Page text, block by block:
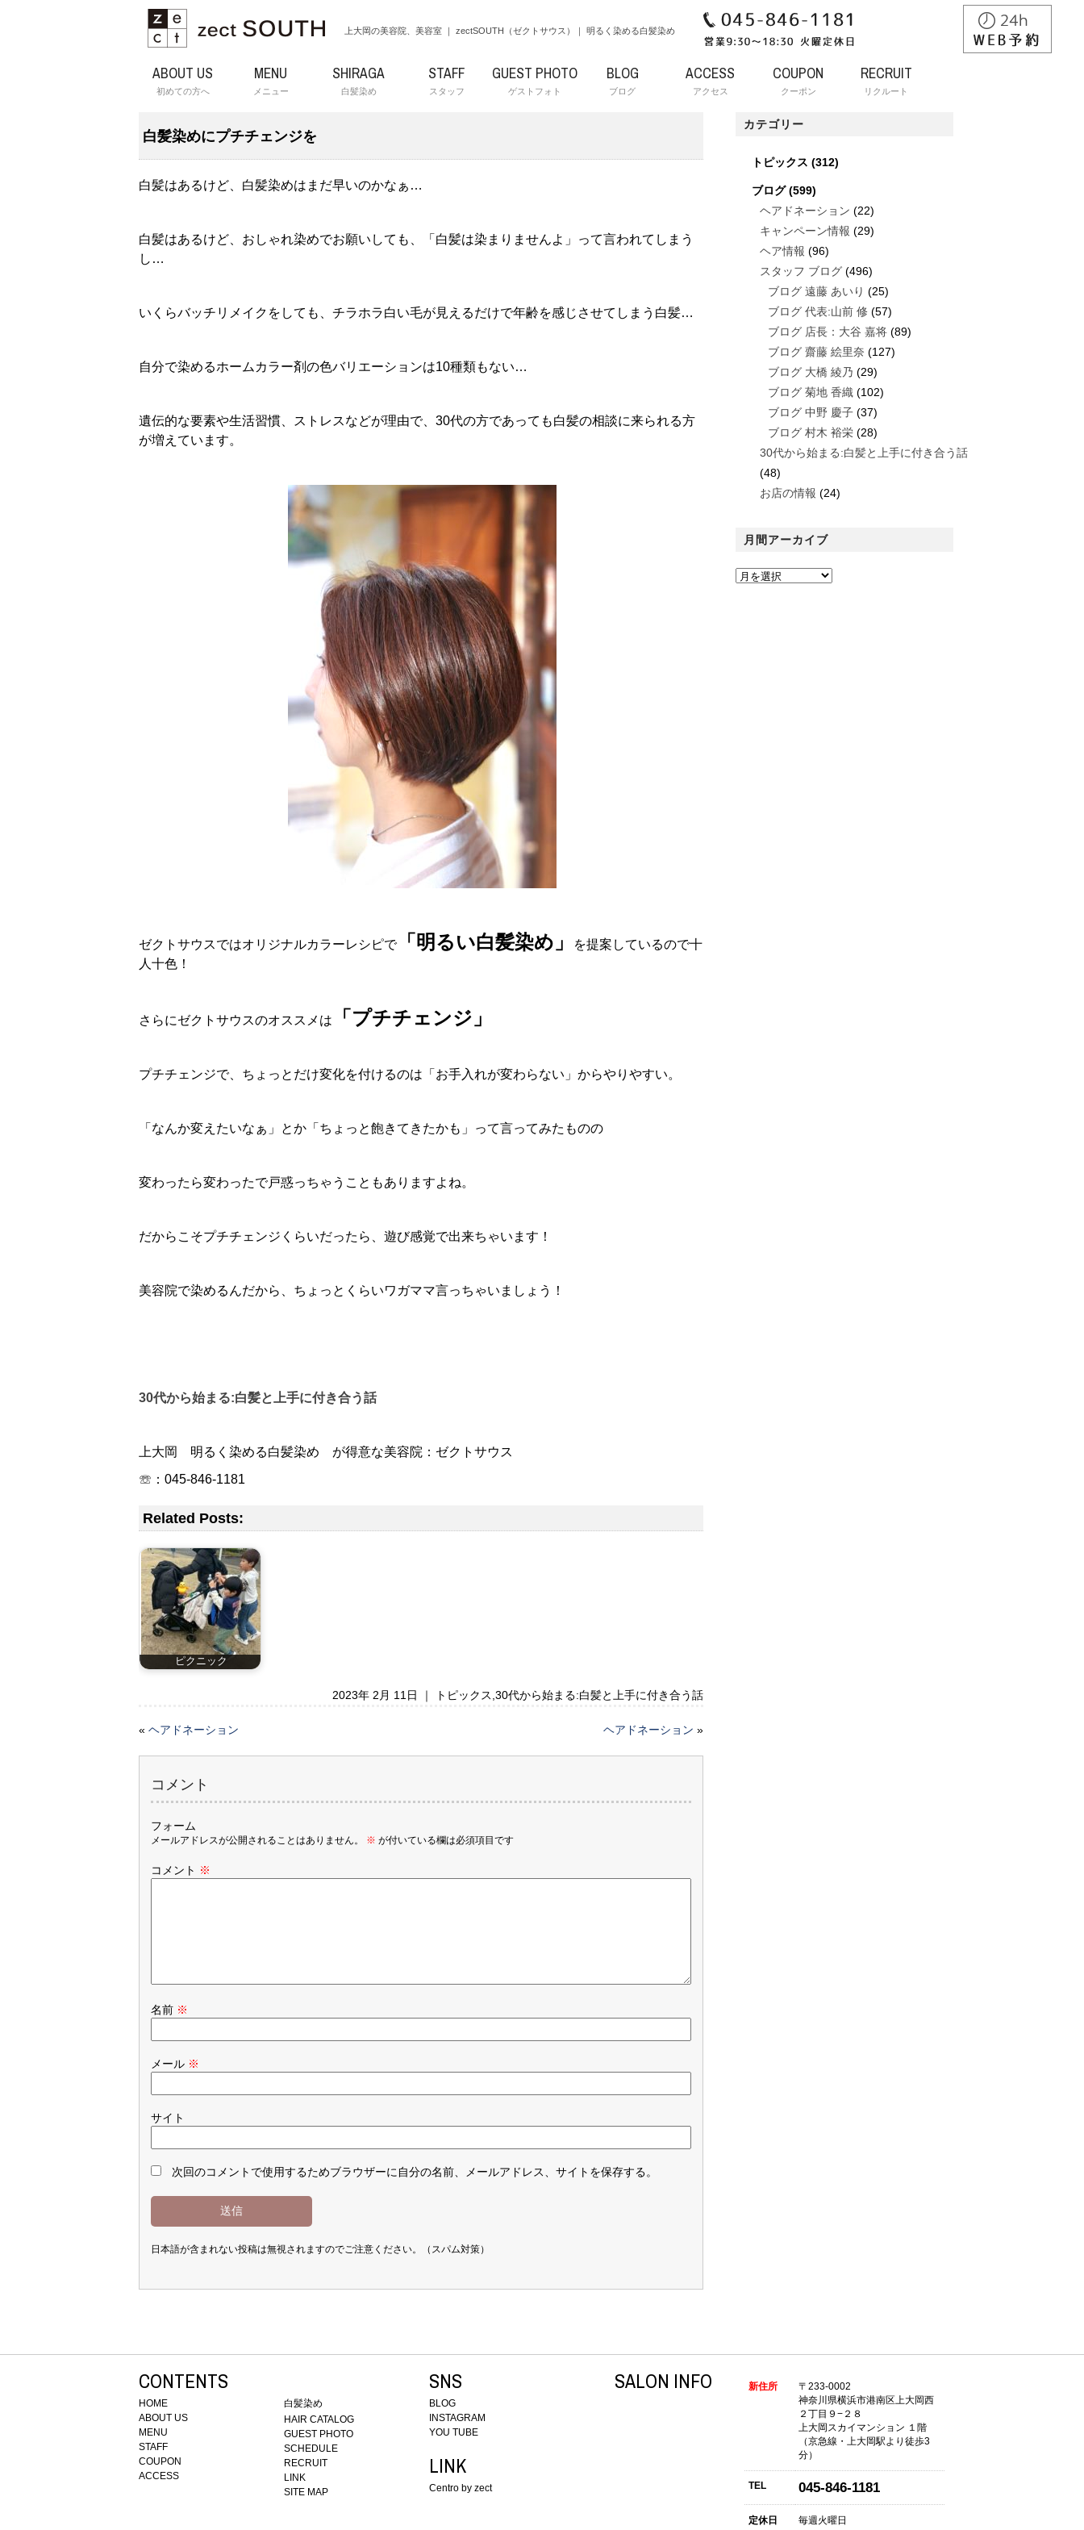
上大岡の美容院、美容室 ｜ zectSOUTH（ゼクトサウス）｜ 明るく染める白髪染め
ABOUT US
初めての方へ
MENU
メニュー
SHIRAGA
白髪染め
STAFF
スタッフ
GUEST PHOTO
ゲストフォト
BLOG
ブログ
ACCESS
アクセス
COUPON
クーポン
RECRUIT
リクルート
白髪染めにプチチェンジを
白髪はあるけど、白髪染めはまだ早いのかなぁ…
白髪はあるけど、おしゃれ染めでお願いしても、「白髪は染まりませんよ」って言われてしまう
し…
いくらバッチリメイクをしても、チラホラ白い毛が見えるだけで年齢を感じさせてしまう白髪…
自分で染めるホームカラー剤の色バリエーションは10種類もない…
遺伝的な要素や生活習慣、ストレスなどが理由で、30代の方であっても白髪の相談に来られる方
が増えています。
ゼクトサウスではオリジナルカラーレシピで「明るい白髪染め」
を提案しているので十
人十色！
さらにゼクトサウスのオススメは 「プチチェンジ」
プチチェンジで、ちょっとだけ変化を付けるのは「お手入れが変わらない」からやりやすい。
「なんか変えたいなぁ」とか「ちょっと飽きてきたかも」って言ってみたものの
変わったら変わったで戸惑っちゃうこともありますよね。
だからこそプチチェンジくらいだったら、遊び感覚で出来ちゃいます！
美容院で染めるんだから、ちょっとくらいワガママ言っちゃいましょう！
30代から始まる:白髪と上手に付き合う話
上大岡 明るく染める白髪染め が得意な美容院：ゼクトサウス
☏：045-846-1181
Related Posts:
ピクニック
2023年 2月 11日 ｜ トピックス 30代から始まる:白髪と上手に付き合う話
« ヘアドネーション ヘアドネーション »
コメント
フォーム
メールアドレスが公開されることはありません。 ※ が付いている欄は必須項目です
コメント ※
名前 ※
メール ※
サイト
次回のコメントで使用するためブラウザーに自分の名前、メールアドレス、サイトを保存する。
日本語が含まれない投稿は無視されますのでご注意ください。（スパム対策）
カテゴリー
トピックス (312)
ブログ(599)
ヘアドネーション (22)
キャンペーン情報 (29)
ヘア情報 (96)
スタッフ ブログ (496)
ブログ 遠藤 あいり (25)
ブログ 代表:山前 修 (57)
ブログ 店長：大谷 嘉将 (89)
ブログ 齋藤 絵里奈 (127)
ブログ 大橋 綾乃 (29)
ブログ 菊地 香織 (102)
ブログ 中野 慶子 (37)
ブログ 村木 裕栄 (28)
30代から始まる:白髪と上手に付き合う話
(48)
お店の情報 (24)
月間アーカイブ
CONTENTS
HOME
ABOUT US
MENU
STAFF
COUPON
ACCESS
白髪染め
HAIR CATALOG
GUEST PHOTO
SCHEDULE
RECRUIT
LINK
SITE MAP
SNS
BLOG
INSTAGRAM
YOU TUBE
LINK
Centro by zect
SALON INFO 新住所
〒233-0002
神奈川県横浜市港南区上大岡西
２丁目９−２８
上大岡スカイマンション １階
（京急線・上大岡駅より徒歩3
分）
TEL 045-846-1181
定休日 毎週火曜日